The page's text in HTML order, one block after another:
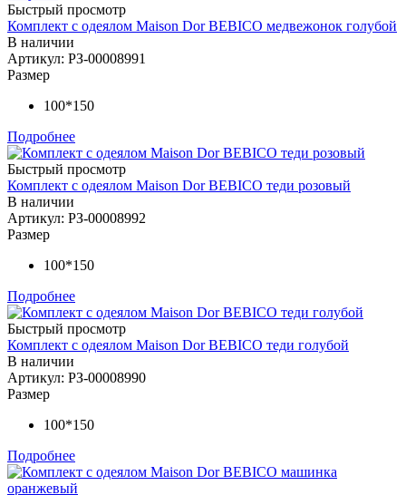
Быстрый просмотр
Комплект с одеялом Maison Dor BEBICO медвежонок голубой
В наличии
Артикул: РЗ-00008991
Размер
100*150
Подробнее
Быстрый просмотр
Комплект с одеялом Maison Dor BEBICO теди розовый
В наличии
Артикул: РЗ-00008992
Размер
100*150
Подробнее
Быстрый просмотр
Комплект с одеялом Maison Dor BEBICO теди голубой
В наличии
Артикул: РЗ-00008990
Размер
100*150
Подробнее